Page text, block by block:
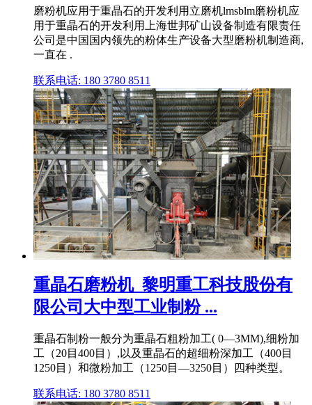
磨粉机应用于重晶石的开发利用立磨机lmsblm磨粉机应
用于重晶石的开发利用上海世邦矿山设备制造有限责任
公司是中国国内领先的粉体生产设备大型磨粉机制造商,
一直在 .
联系电话: 180 3780 8511
重晶石磨粉机_黎明重工科技股份有
限公司大中型工业制粉 ...
重晶石制粉一般分为重晶石粗粉加工( 0—3MM),细粉加
工（20目400目）,以及重晶石的超细粉深加工（400目
1250目）和微粉加工（1250目—3250目）四种类型。
联系电话: 180 3780 8511